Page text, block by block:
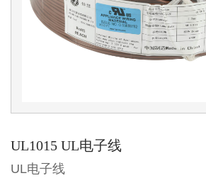
UL1015 UL电子线
UL电子线